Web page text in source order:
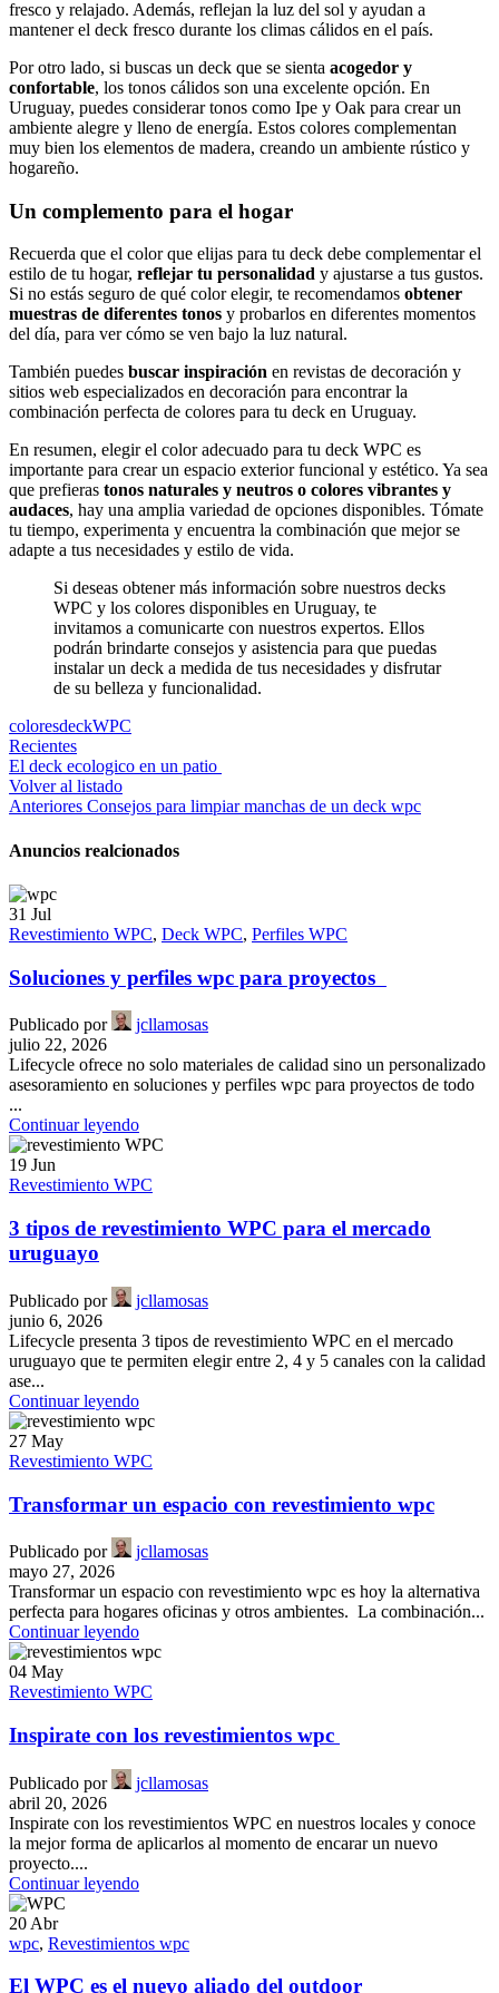
fresco y relajado. Además, reflejan la luz del sol y ayudan a
mantener el deck fresco durante los climas cálidos en el país.
Por otro lado, si buscas un deck que se sienta acogedor y
confortable, los tonos cálidos son una excelente opción. En
Uruguay, puedes considerar tonos como Ipe y Oak para crear un
ambiente alegre y lleno de energía. Estos colores complementan
muy bien los elementos de madera, creando un ambiente rústico y
hogareño.
Un complemento para el hogar
Recuerda que el color que elijas para tu deck debe complementar el
estilo de tu hogar, reflejar tu personalidad y ajustarse a tus gustos.
Si no estás seguro de qué color elegir, te recomendamos obtener
muestras de diferentes tonos y probarlos en diferentes momentos
del día, para ver cómo se ven bajo la luz natural.
También puedes buscar inspiración en revistas de decoración y
sitios web especializados en decoración para encontrar la
combinación perfecta de colores para tu deck en Uruguay.
En resumen, elegir el color adecuado para tu deck WPC es
importante para crear un espacio exterior funcional y estético. Ya sea
que prefieras tonos naturales y neutros o colores vibrantes y
audaces, hay una amplia variedad de opciones disponibles. Tómate
tu tiempo, experimenta y encuentra la combinación que mejor se
adapte a tus necesidades y estilo de vida.
Si deseas obtener más información sobre nuestros decks
WPC y los colores disponibles en Uruguay, te
invitamos a comunicarte con nuestros expertos. Ellos
podrán brindarte consejos y asistencia para que puedas
instalar un deck a medida de tus necesidades y disfrutar
de su belleza y funcionalidad.
coloresdeckWPC
Recientes
El deck ecologico en un patio
Volver al listado
Anteriores Consejos para limpiar manchas de un deck wpc
Anuncios realcionados
31 Jul
Revestimiento WPC, Deck WPC, Perfiles WPC
Soluciones y perfiles wpc para proyectos
Publicado por
jcllamosas
julio 22, 2026
Lifecycle ofrece no solo materiales de calidad sino un personalizado
asesoramiento en soluciones y perfiles wpc para proyectos de todo
...
Continuar leyendo
19 Jun
Revestimiento WPC
3 tipos de revestimiento WPC para el mercado
uruguayo
Publicado por
jcllamosas
junio 6, 2026
Lifecycle presenta 3 tipos de revestimiento WPC en el mercado
uruguayo que te permiten elegir entre 2, 4 y 5 canales con la calidad
ase...
Continuar leyendo
27 May
Revestimiento WPC
Transformar un espacio con revestimiento wpc
Publicado por
jcllamosas
mayo 27, 2026
Transformar un espacio con revestimiento wpc es hoy la alternativa
perfecta para hogares oficinas y otros ambientes. La combinación...
Continuar leyendo
04 May
Revestimiento WPC
Inspirate con los revestimientos wpc
Publicado por
jcllamosas
abril 20, 2026
Inspirate con los revestimientos WPC en nuestros locales y conoce
la mejor forma de aplicarlos al momento de encarar un nuevo
proyecto....
Continuar leyendo
20 Abr
wpc, Revestimientos wpc
El WPC es el nuevo aliado del outdoor